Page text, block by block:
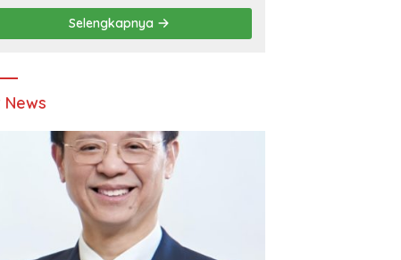
Berbagi Bersama
Penyandang Disabilitas
dan Yayasan Pendidikan
Selengkapnya
News